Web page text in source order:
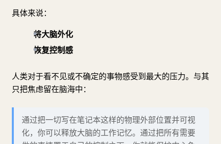
具体来说：
将大脑外化
恢复控制感
人类对于看不见或不确定的事物感受到最大的压力。与其
只把焦虑留在脑海中：
通过把一切写在笔记本这样的物理外部位置并可视
化，你可以释放大脑的工作记忆。通过把所有需要